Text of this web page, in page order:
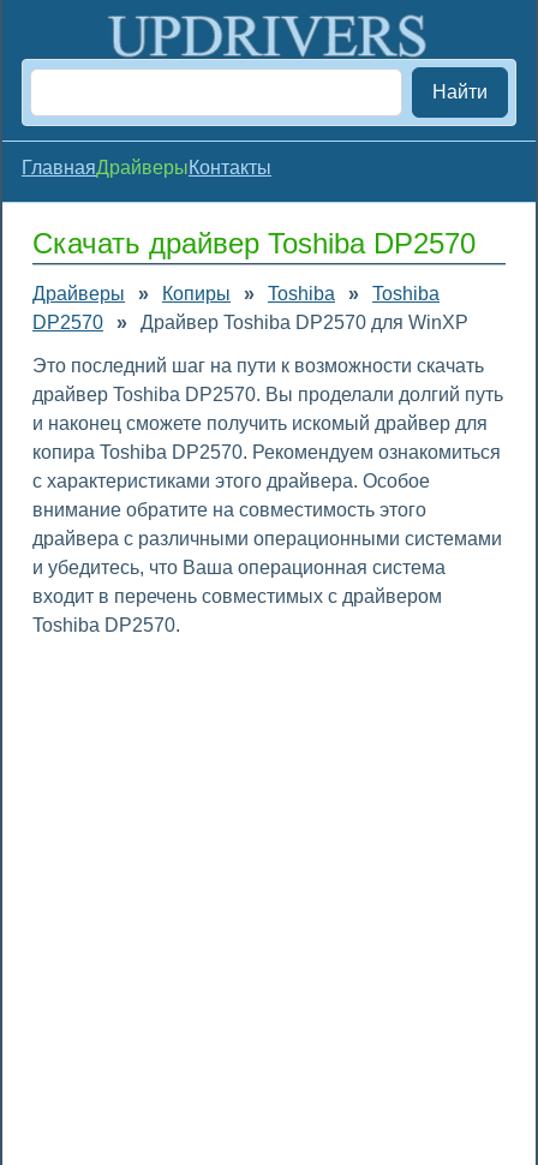
Найти
ГлавнаяДрайверыКонтакты
Скачать драйвер Toshiba DP2570
Драйверы » Копиры » Toshiba »
Toshiba
DP2570
» Драйвер Toshiba DP2570 для WinXP
Это последний шаг на пути к возможности скачать
драйвер Toshiba DP2570. Вы проделали долгий путь
и наконец сможете получить искомый драйвер для
копира Toshiba DP2570. Рекомендуем ознакомиться
с характеристиками этого драйвера. Особое
внимание обратите на совместимость этого
драйвера с различными операционными системами
и убедитесь, что Ваша операционная система
входит в перечень совместимых с драйвером
Toshiba DP2570.